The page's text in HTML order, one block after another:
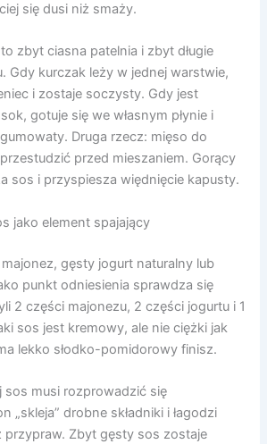
się dusi niż smaży.
zbyt ciasna patelnia i zbyt długie
Gdy kurczak leży w jednej warstwie,
i zostaje soczysty. Gdy jest
gotuje się we własnym płynie i
Druga rzecz: mięso do
przed mieszaniem. Gorący
sos i przyspiesza więdnięcie kapusty.
jako element spajający
gęsty jogurt naturalny lub
punkt odniesienia sprawdza się
2 części majonezu, 2 części jogurtu i 1
sos jest kremowy, ale nie ciężki jak
lekko słodko-pomidorowy finisz.
sos musi rozprowadzić się
„skleja” drobne składniki i łagodzi
przypraw. Zbyt gęsty sos zostaje